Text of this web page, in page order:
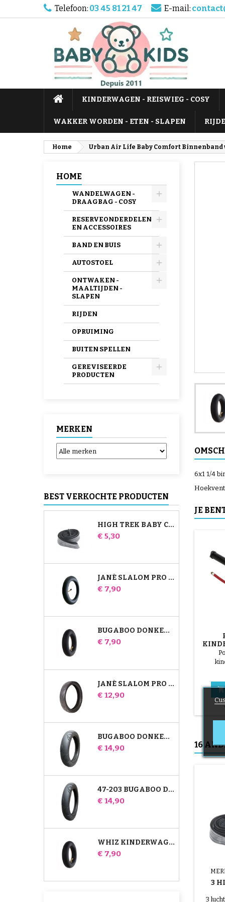
Telefoon: 03 45 81 21 47 E-mail:
KINDERWAGEN - REISWIEG - COSY
WAKKER WORDEN - ETEN - SLAPEN
Home Urban Air Life Baby Comfort Binnenband
HOME
WANDELWAGEN -
DRAAGBAG - COSY
RESERVEONDERDELEN
EN ACCESSOIRES
BAND EN BUIS
AUTOSTOEL
ONTWAKEN -
MAALTIJDEN -
SLAPEN
RIJDEN
OPRUIMING
BUITEN SPELLEN
GEREVISEERDE
PRODUCTEN
MERKEN
BEST VERKOCHTE PRODUCTEN
HIGH TREK BABY COMFORT BINNENBAND
Prijs
€ 5,30
JANÉ SLALOM PRO EN POWERTWIN KINDERWAGEN BINNENBAND
Prijs
€ 7,90
BUGABOO DONKEY KINDERWAGEN LUCHTKAMER VOOR
Prijs
€ 7,90
JANÉ SLALOM PRO EN POWERTWIN KINDERWAGENBAND
Prijs
€ 12,90
BUGABOO DONKEY 39X177 COMPATIBELE KINDERWAGENBAND - VOOR VOORWIEL
Prijs
€ 14,90
47-203 BUGABOO DONKEY-WANDELWAGENCOMPATIBELE BAND - VOOR ACHTERWIEL
Prijs
€ 14,90
WHIZ KINDERWAGEN ACHTER BINNENBAND RED CASTLE
Prijs
€ 7,90
6x1 1/4
JE

16
3
3